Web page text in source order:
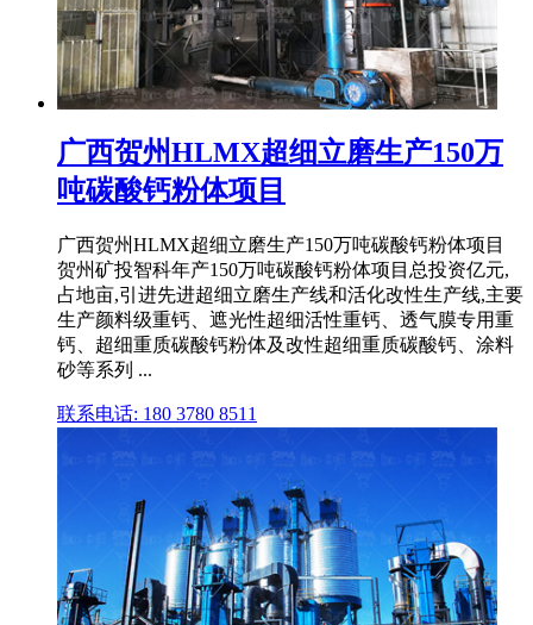
广西贺州HLMX超细立磨生产150万
吨碳酸钙粉体项目
广西贺州HLMX超细立磨生产150万吨碳酸钙粉体项目
贺州矿投智科年产150万吨碳酸钙粉体项目总投资亿元,
占地亩,引进先进超细立磨生产线和活化改性生产线,主要
生产颜料级重钙、遮光性超细活性重钙、透气膜专用重
钙、超细重质碳酸钙粉体及改性超细重质碳酸钙、涂料
砂等系列 ...
联系电话: 180 3780 8511